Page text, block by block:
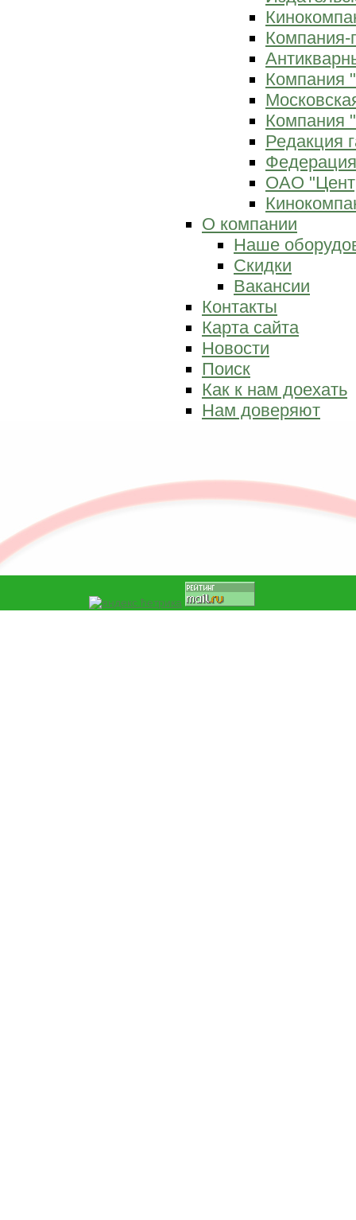
Компания-
Компания
Компания
Редакция
ОАО
О компании
Наше
Скидки
Вакансии
Контакты
Карта сайта
Новости
Поиск
Как к нам доехать
Нам доверяют